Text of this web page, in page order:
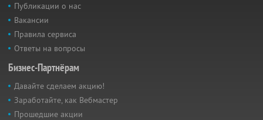
Публикации о нас
Вакансии
Правила сервиса
Ответы на вопросы
Бизнес-Партнёрам
Давайте сделаем акцию!
Заработайте, как Вебмастер
Прошедшие акции